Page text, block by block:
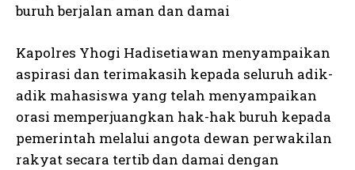
buruh berjalan aman dan damai
Kapolres Yhogi Hadisetiawan menyampaikan
aspirasi dan terimakasih kepada seluruh adik-
adik mahasiswa yang telah menyampaikan
orasi memperjuangkan hak-hak buruh kepada
pemerintah melalui angota dewan perwakilan
rakyat secara tertib dan damai dengan